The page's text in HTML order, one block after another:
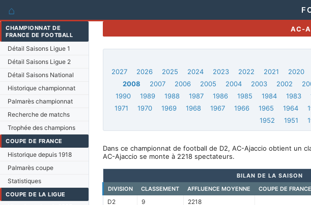
⌂
CHAMPIONNAT DE
FRANCE DE FOOTBALL
Détail Saisons Ligue 1
Détail Saisons Ligue 2
Détail Saisons National
Historique championnat
Palmarès championnat
Recherche de matchs
Trophée des champions
COUPE DE FRANCE
Historique depuis 1918
Palmarès coupe
Statistiques
COUPE DE LA LIGUE
AC-
2027
2026 2025 2024 2023 2022 2021 2020
2008
2007 2006 2005 2004 2003 2002
1990
1989 1988 1987 1986 1985 1984 1983
1971
1970 1969 1968 1967 1966 1965 1964
1952
1951
Dans ce championnat de football de D2, AC-Ajaccio obtient un
AC-Ajaccio se monte à 2218 spectateurs.
BILAN DE LA SAISON
DIVISION
CLASSEMENT AFFLUENCE MOYENNE COUPE DE FRANCE
D2 9 2218